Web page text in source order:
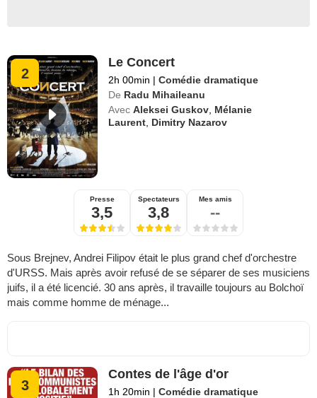
2
Le Concert
2h 00min | Comédie dramatique
De Radu Mihaileanu
Avec Aleksei Guskov Mélanie
Laurent Dimitry Nazarov
Presse
3,5
Spectateurs
3,8
Mes amis
--
Sous Brejnev, Andrei Filipov était le plus grand chef d'orchestre
d'URSS. Mais après avoir refusé de se séparer de ses musiciens
juifs, il a été licencié. 30 ans après, il travaille toujours au Bolchoï
mais comme homme de ménage...
3
Contes de l'âge d'or
1h 20min | Comédie dramatique